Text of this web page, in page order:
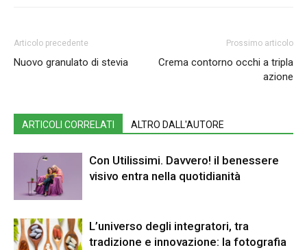
Articolo precedente
Nuovo granulato di stevia
Prossimo articolo
Crema contorno occhi a tripla
azione
ARTICOLI CORRELATI ALTRO DALL'AUTORE
Con Utilissimi. Davvero! il benessere
visivo entra nella quotidianità
L’universo degli integratori, tra
tradizione e innovazione: la fotografia